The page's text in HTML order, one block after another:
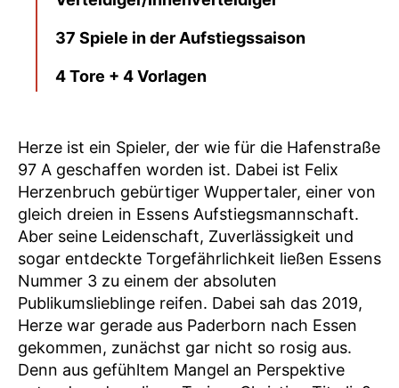
37 Spiele in der Aufstiegssaison
4 Tore + 4 Vorlagen
Herze ist ein Spieler, der wie für die Hafenstraße
97 A geschaffen worden ist. Dabei ist Felix
Herzenbruch gebürtiger Wuppertaler, einer von
gleich dreien in Essens Aufstiegsmannschaft.
Aber seine Leidenschaft, Zuverlässigkeit und
sogar entdeckte Torgefährlichkeit ließen Essens
Nummer 3 zu einem der absoluten
Publikumslieblinge reifen. Dabei sah das 2019,
Herze war gerade aus Paderborn nach Essen
gekommen, zunächst gar nicht so rosig aus.
Denn aus gefühltem Mangel an Perspektive